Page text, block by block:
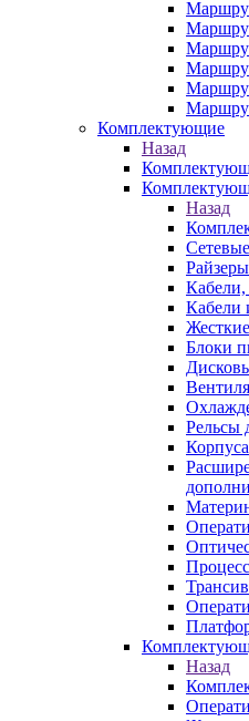
Комплектующие
Назад
Назад
Кабели,
Кабели
Блоки
Рельсы
Корпуса
Назад